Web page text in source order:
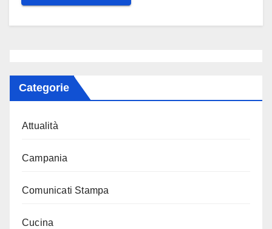
Categorie
Attualità
Campania
Comunicati Stampa
Cucina